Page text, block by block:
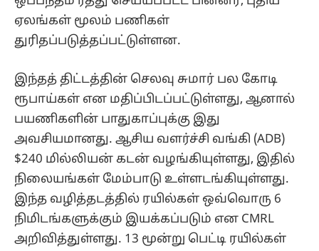
ஏலங்கள் மூலம் பணிகள்
துரிதப்படுத்தப்பட்டுள்ளன.
இந்தத் திட்டத்தின் செலவு சுமார் பல கோடி
ரூபாய்கள் என மதிப்பிடப்பட்டுள்ளது, ஆனால்
பயணிகளின் பாதுகாப்புக்கு இது
அவசியமானது. ஆசிய வளர்ச்சி வங்கி (ADB)
$240 மில்லியன் கடன் வழங்கியுள்ளது, இதில்
நிலையங்கள் மேம்பாடு உள்ளடங்கியுள்ளது.
இந்த வழித்தடத்தில் ரயில்கள் ஒவ்வொரு 6
நிமிடங்களுக்கும் இயக்கப்படும் என CMRL
அறிவித்துள்ளது. 13 மூன்று பெட்டி ரயில்கள்